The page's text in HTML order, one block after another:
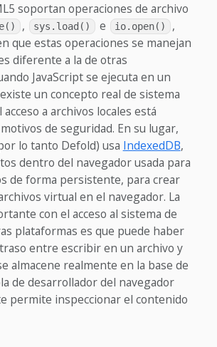
soportan operaciones de archivo
, sys.load() e io.open()
,
que estas operaciones se manejan
diferente a la de otras
JavaScript se ejecuta en un
un concepto real de sistema
a archivos locales está
de seguridad. En su lugar,
lo tanto Defold) usa IndexedDB,
dentro del navegador usada para
de forma persistente, para crear
virtual en el navegador. La
con el acceso al sistema de
plataformas es que puede haber
entre escribir en un archivo y
almacene realmente en la base de
de desarrollador del navegador
permite inspeccionar el contenido